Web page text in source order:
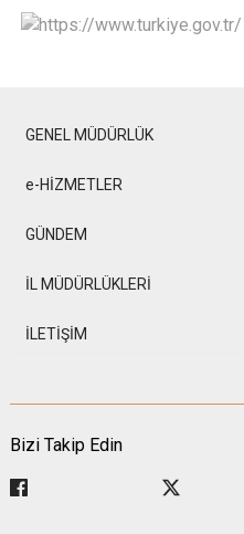
GENEL MÜDÜRLÜK
e-HİZMETLER
GÜNDEM
İL MÜDÜRLÜKLERİ
İLETİŞİM
Bizi Takip Edin